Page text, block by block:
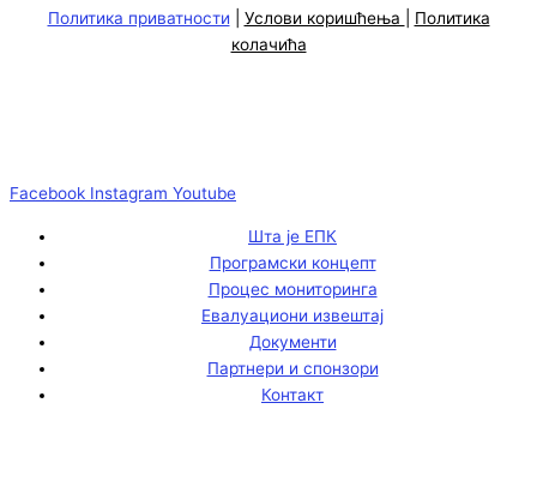
Политика приватности Услови коришћења
Политика
колачића
Facebook Instagram Youtube
Шта је ЕПК
Програмски концепт
Процес мониторинга
Евалуациони извештај
Документи
Партнери и спонзори
Контакт